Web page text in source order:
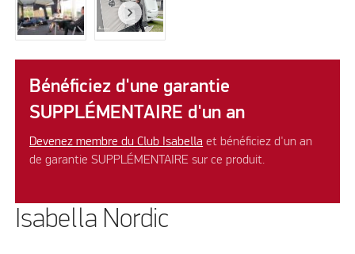
Bénéficiez d'une garantie
SUPPLÉMENTAIRE d'un an
Devenez membre du Club Isabella et bénéficiez d'un an
de garantie SUPPLÉMENTAIRE sur ce produit.
Isabella Nordic